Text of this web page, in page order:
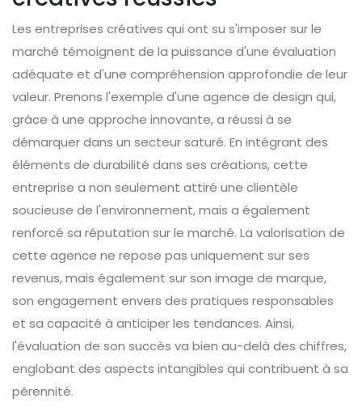
Les entreprises créatives qui ont su s'imposer sur le
marché témoignent de la puissance d'une évaluation
adéquate et d'une compréhension approfondie de leur
valeur. Prenons l'exemple d'une agence de design qui,
grâce à une approche innovante, a réussi à se
démarquer dans un secteur saturé. En intégrant des
éléments de durabilité dans ses créations, cette
entreprise a non seulement attiré une clientèle
soucieuse de l'environnement, mais a également
renforcé sa réputation sur le marché. La valorisation de
cette agence ne repose pas uniquement sur ses
revenus, mais également sur son image de marque,
son engagement envers des pratiques responsables
et sa capacité à anticiper les tendances. Ainsi,
l'évaluation de son succès va bien au-delà des chiffres,
englobant des aspects intangibles qui contribuent à sa
pérennité.